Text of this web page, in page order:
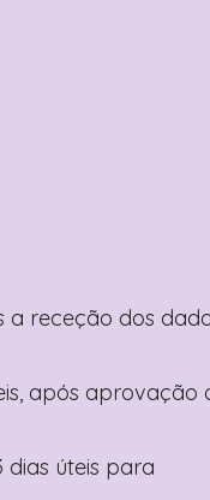
a receção dos
após aprovação
dias úteis para